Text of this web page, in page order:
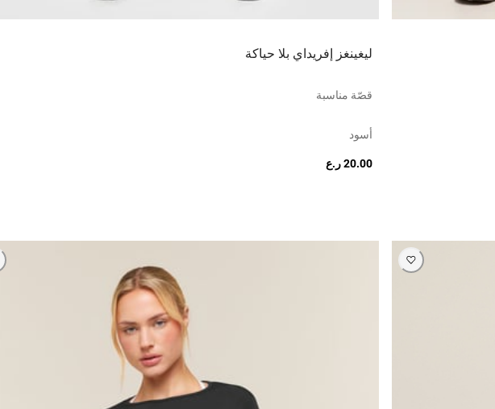
ليغينغز إفريداي بلا حياكة
قصّة مناسبة
أسود
20.00 ر.ع